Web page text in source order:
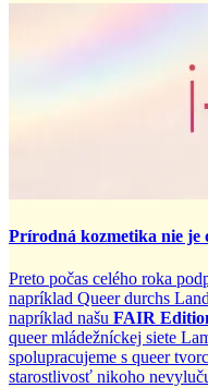
Prírodná kozmetika nie je
Preto počas celého roka
napríklad Queer durchs
napríklad našu FAIR
queer mládežníckej siete
spolupracujeme s queer
starostlivosť nikoho